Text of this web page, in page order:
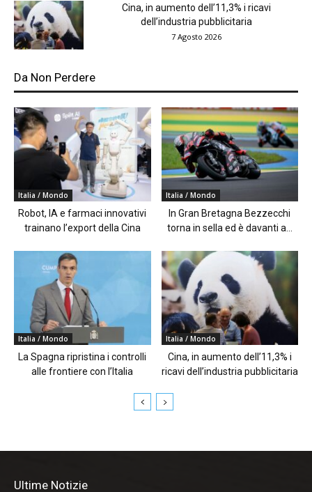
Cina, in aumento dell’11,3% i ricavi
dell’industria pubblicitaria
7 Agosto 2026
Da Non Perdere
Italia / Mondo
Robot, IA e farmaci innovativi
trainano l’export della Cina
Italia / Mondo
In Gran Bretagna Bezzecchi
torna in sella ed è davanti a...
Italia / Mondo
La Spagna ripristina i controlli
alle frontiere con l’Italia
Italia / Mondo
Cina, in aumento dell’11,3% i
ricavi dell’industria pubblicitaria
Ultime Notizie